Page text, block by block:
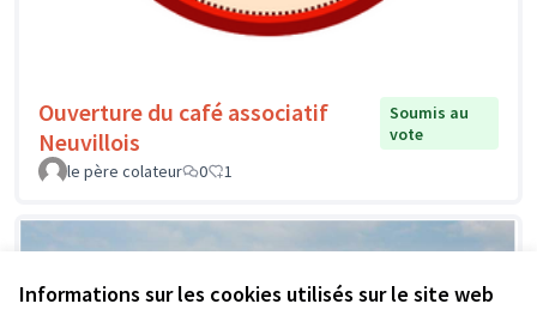
Informations sur les cookies utilisés sur le site web
Ouverture du café associatif
Neuvillois
Soumis au
vote
le père colateur
0 1